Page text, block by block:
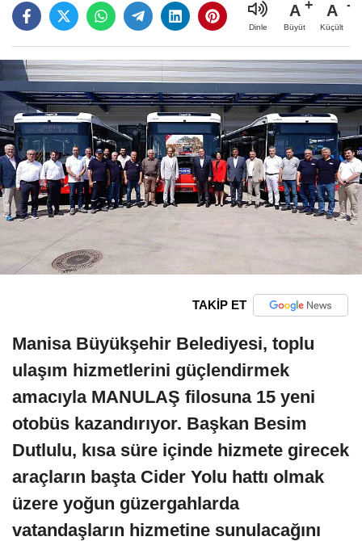
Dinle
A
Büyüt
A
Küçült
TAKİP ET
Manisa Büyükşehir Belediyesi, toplu
ulaşım hizmetlerini güçlendirmek
amacıyla MANULAŞ filosuna 15 yeni
otobüs kazandırıyor. Başkan Besim
Dutlulu, kısa süre içinde hizmete girecek
araçların başta Cider Yolu hattı olmak
üzere yoğun güzergahlarda
vatandaşların hizmetine sunulacağını